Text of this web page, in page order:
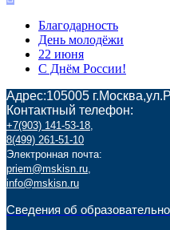
Благодарность
День молодёжи
22 июня
С Днём России!
Адрес:105005
Контактный телефон:
+7(903) 141-53-18,
8(499) 261-51-10
Электронная почта:
priem@mskisn.ru,
info@mskisn.ru
Сведения об